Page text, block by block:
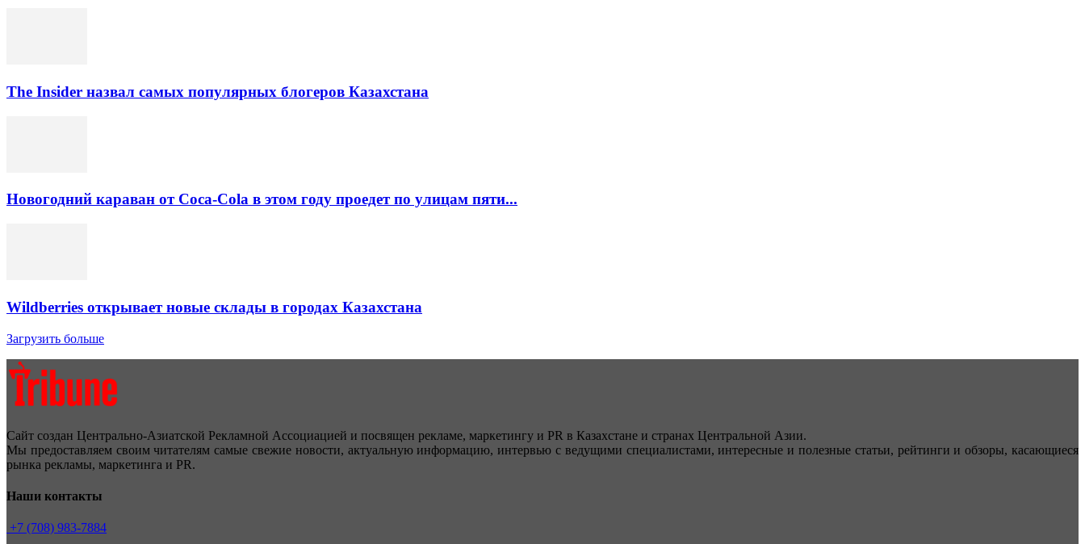
The Insider назвал самых популярных блогеров Казахстана
Новогодний караван от Coca-Cola в этом году проедет по улицам пяти...
Wildberries открывает новые склады в городах Казахстана
Загрузить больше
Сайт создан Центрально-Азиатской Рекламной Ассоциацией и посвящен рекламе, маркетингу и PR в Казахстане и странах Центральной Азии.
Мы предоставляем своим читателям самые свежие новости, актуальную информацию, интервью с ведущими специалистами, интересные и полезные статьи, рейтинги и обзоры, касающиеся
рынка рекламы, маркетинга и PR.
Наши контакты
+7 (708) 983-7884